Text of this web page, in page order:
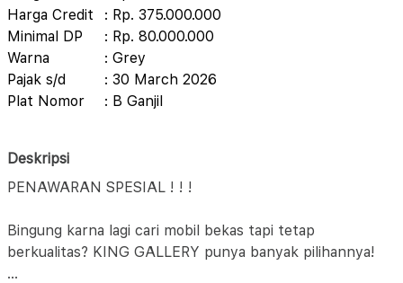
Harga Credit
: Rp. 375.000.000
Minimal DP
: Rp. 80.000.000
Warna
: Grey
Pajak s/d
: 30 March 2026
Plat Nomor
: B Ganjil
Deskripsi
PENAWARAN SPESIAL ! ! !
Bingung karna lagi cari mobil bekas tapi tetap
berkualitas? KING GALLERY punya banyak pilihannya!
...